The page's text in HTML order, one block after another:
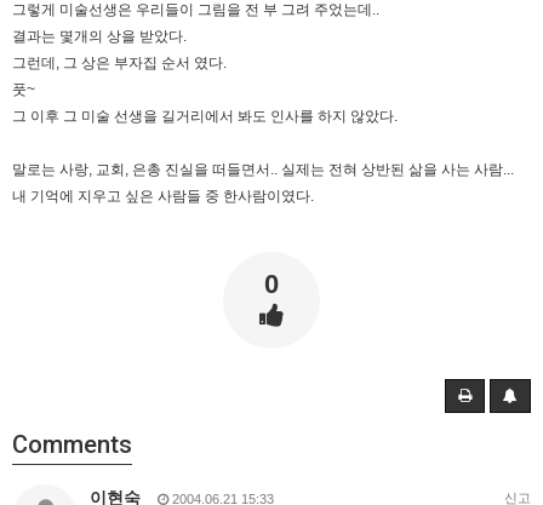
그렇게 미술선생은 우리들이 그림을 전 부 그려 주었는데..
결과는 몇개의 상을 받았다.
그런데, 그 상은 부자집 순서 였다.
풋~
그 이후 그 미술 선생을 길거리에서 봐도 인사를 하지 않았다.
말로는 사랑, 교회, 은총 진실을 떠들면서.. 실제는 전혀 상반된 삶을 사는 사람...
내 기억에 지우고 싶은 사람들 중 한사람이였다.
0
Comments
이현숙 2004.06.21 15:33 신고